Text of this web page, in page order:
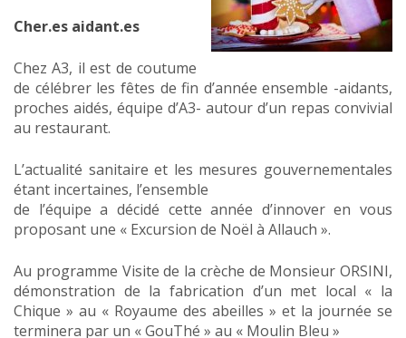
Cher.es aidant.es
Chez A3, il est de coutume
de célébrer les fêtes de fin d’année ensemble -aidants,
proches aidés, équipe d’A3- autour d’un repas convivial
au restaurant.
L’actualité sanitaire et les mesures gouvernementales
étant incertaines, l’ensemble
de l’équipe a décidé cette année d’innover en vous
proposant une « Excursion de Noël à Allauch ».
Au programme Visite de la crèche de Monsieur ORSINI,
démonstration de la fabrication d’un met local « la
Chique » au « Royaume des abeilles » et la journée se
terminera par un « GouThé » au « Moulin Bleu »